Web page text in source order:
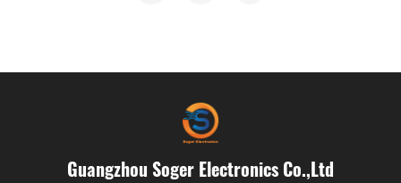
Guangzhou Soger Electronics Co.,Ltd